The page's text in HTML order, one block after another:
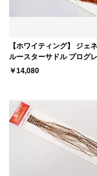
【ホワイティング】 ジェ
ルースターサドル プログ
￥14,080